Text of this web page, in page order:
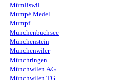
Mümliswil
Mumpé Medel
Mumpf
Münchenbuchsee
Münchenstein
Münchenwiler
Münchringen
Münchwilen AG
Münchwilen TG